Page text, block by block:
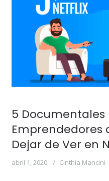
5 Documentales
Emprendedores
Dejar de Ver en
abril 1, 2020 Cinthia Mancini